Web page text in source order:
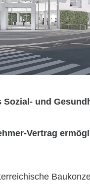
Sozial- und
Vertrag